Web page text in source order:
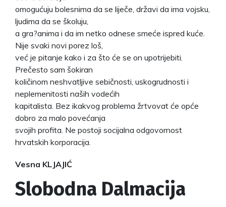
omogućuju bolesnima da se liječe, državi da ima vojsku,
ljudima da se školuju,
a gra?anima i da im netko odnese smeće ispred kuće.
Nije svaki novi porez loš,
već je pitanje kako i za što će se on upotrijebiti.
Prečesto sam šokiran
količinom neshvatljive sebičnosti, uskogrudnosti i
neplemenitosti naših vodećih
kapitalista. Bez ikakvog problema žrtvovat će opće
dobro za malo povećanja
svojih profita. Ne postoji socijalna odgovornost
hrvatskih korporacija.
Vesna KLJAJIĆ
Slobodna Dalmacija